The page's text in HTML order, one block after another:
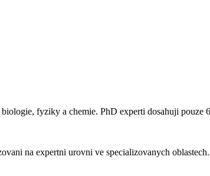
fyziky a chemie. PhD experti dosahuji pouze
na expertni urovni ve specializovanych oblastech.